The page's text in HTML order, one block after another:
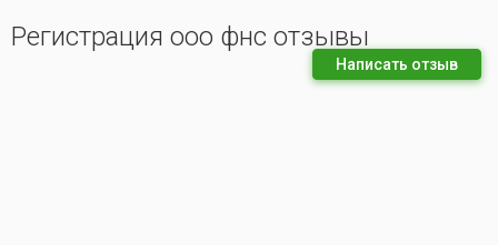
Регистрация ооо фнс отзывы
Написать отзыв